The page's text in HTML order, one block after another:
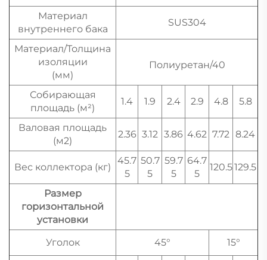
Материал
внутреннего бака
SUS304
Материал/Толщина
изоляции
(мм)
Полиуретан/40
Собирающая
площадь (м²)
1.4 1.9 2.4 2.9 4.8 5.8
Валовая площадь
(м2)
2.36 3.12 3.86 4.62 7.72 8.24
Вес коллектора (кг)
45.7
5
50.7
5
59.7
5
64.7
5
120.5129.5
Размер
горизонтальной
установки
Уголок
45°
15°